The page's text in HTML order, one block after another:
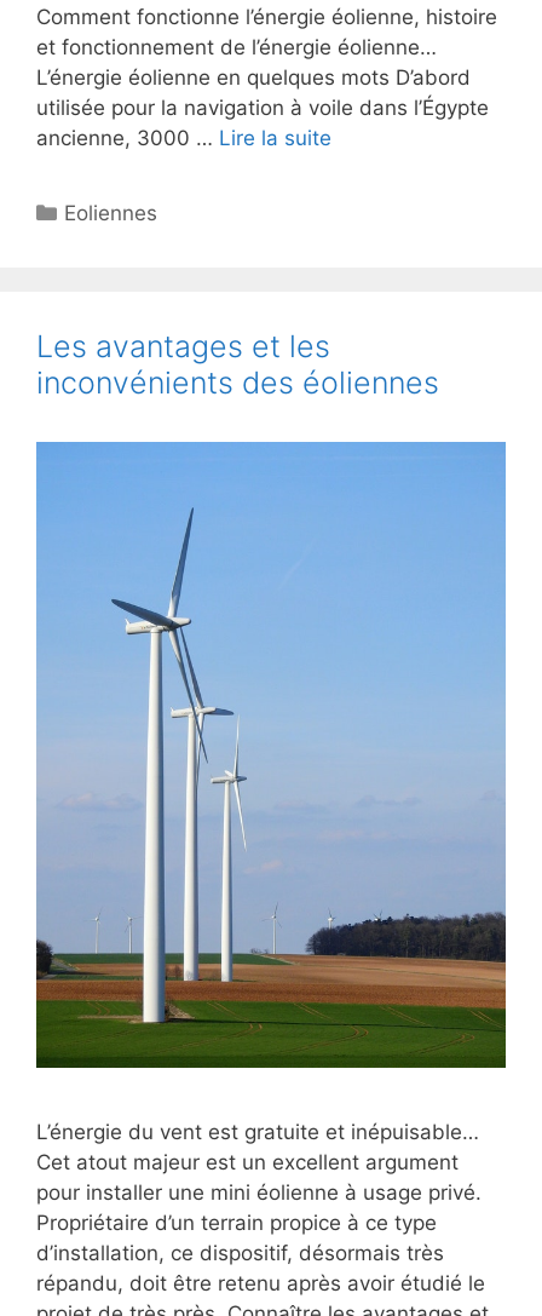
Comment fonctionne l’énergie éolienne, histoire
et fonctionnement de l’énergie éolienne…
L’énergie éolienne en quelques mots D’abord
utilisée pour la navigation à voile dans l’Égypte
ancienne, 3000 … Lire la suite
Catégories
Eoliennes
Les avantages et les
inconvénients des éoliennes
L’énergie du vent est gratuite et inépuisable…
Cet atout majeur est un excellent argument
pour installer une mini éolienne à usage privé.
Propriétaire d’un terrain propice à ce type
d’installation, ce dispositif, désormais très
répandu, doit être retenu après avoir étudié le